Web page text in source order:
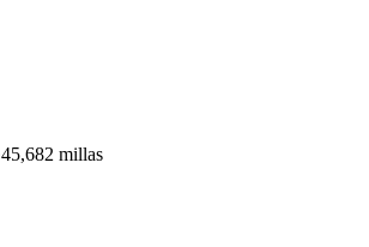
45,682 millas